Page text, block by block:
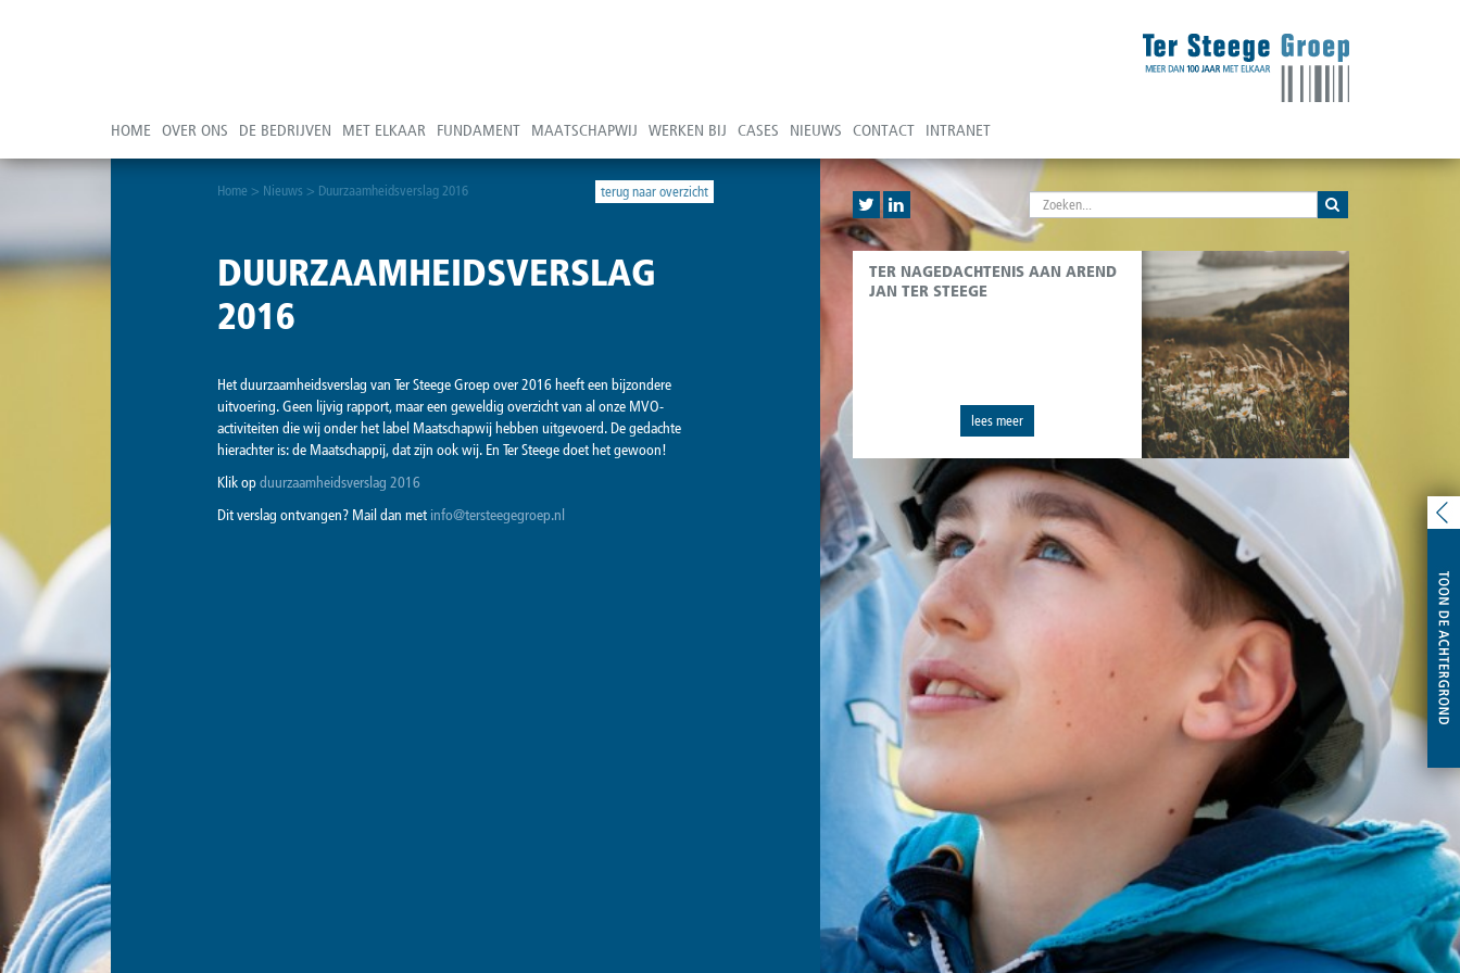
HOME OVER ONS DE BEDRIJVEN MET ELKAAR FUNDAMENT MAATSCHAPWIJ WERKEN BIJ CASES NIEUWS CONTACT INTRANET
Home > Nieuws > Duurzaamheidsverslag 2016 terug naar overzicht
DUURZAAMHEIDSVERSLAG
2016
Het duurzaamheidsverslag van Ter Steege Groep over 2016 heeft een bijzondere
uitvoering. Geen lijvig rapport, maar een geweldig overzicht van al onze MVO-
activiteiten die wij onder het label Maatschapwij hebben uitgevoerd. De gedachte
hierachter is: de Maatschappij, dat zijn ook wij. En Ter Steege doet het gewoon!
Klik opduurzaamheidsverslag 2016
Dit verslag ontvangen? Mail dan met info@tersteegegroep.nl
TER NAGEDACHTENIS AAN AREND
JAN TER STEEGE
lees meer